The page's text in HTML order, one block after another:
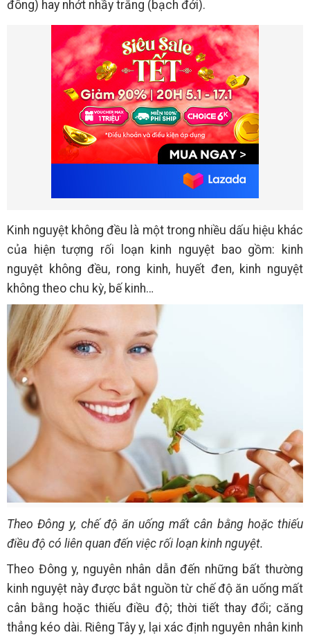
đông) hay nhớt nhầy trắng (bạch đới).
Kinh nguyệt không đều là một trong nhiều dấu hiệu khác
của hiện tượng rối loạn kinh nguyệt bao gồm: kinh
nguyệt không đều, rong kinh, huyết đen, kinh nguyệt
không theo chu kỳ, bế kinh…
Theo Đông y, chế độ ăn uống mất cân bằng hoặc thiếu
điều độ có liên quan đến việc rối loạn kinh nguyệt.
Theo Đông y, nguyên nhân dẫn đến những bất thường
kinh nguyệt này được bắt nguồn từ chế độ ăn uống mất
cân bằng hoặc thiếu điều độ; thời tiết thay đổi; căng
thẳng kéo dài. Riêng Tây y, lại xác định nguyên nhân kinh